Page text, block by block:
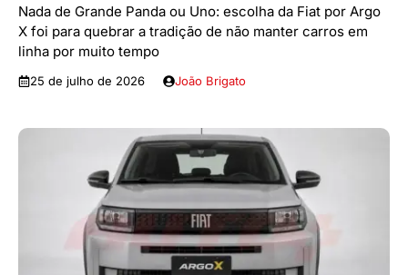
Nada de Grande Panda ou Uno: escolha da Fiat por Argo
X foi para quebrar a tradição de não manter carros em
linha por muito tempo
25 de julho de 2026 João Brigato